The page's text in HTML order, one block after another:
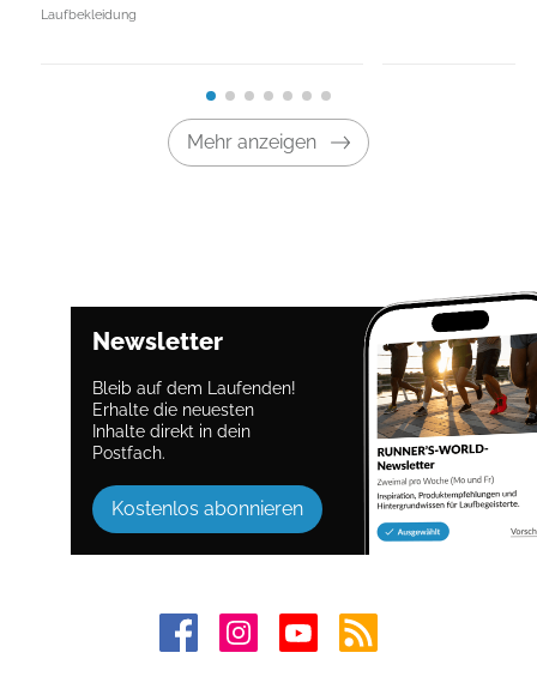
Laufbekleidung
Mehr anzeigen
Newsletter
Bleib auf dem Laufenden!
Erhalte die neuesten
Inhalte direkt in dein
Postfach.
Kostenlos abonnieren